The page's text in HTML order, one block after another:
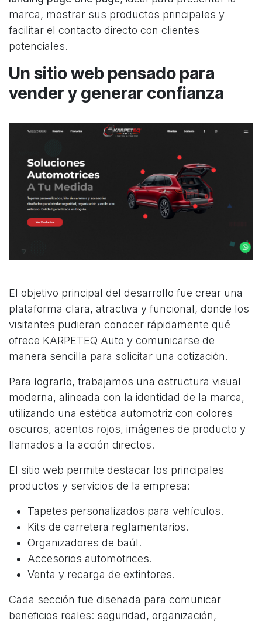
marca, mostrar sus productos principales y
facilitar el contacto directo con clientes
potenciales.
Un sitio web pensado para
vender y generar confianza
El objetivo principal del desarrollo fue crear una
plataforma clara, atractiva y funcional, donde los
visitantes pudieran conocer rápidamente qué
ofrece KARPETEQ Auto y comunicarse de
manera sencilla para solicitar una cotización.
Para lograrlo, trabajamos una estructura visual
moderna, alineada con la identidad de la marca,
utilizando una estética automotriz con colores
oscuros, acentos rojos, imágenes de producto y
llamados a la acción directos.
El sitio web permite destacar los principales
productos y servicios de la empresa:
Tapetes personalizados para vehículos.
Kits de carretera reglamentarios.
Organizadores de baúl.
Accesorios automotrices.
Venta y recarga de extintores.
Cada sección fue diseñada para comunicar
beneficios reales: seguridad, organización,